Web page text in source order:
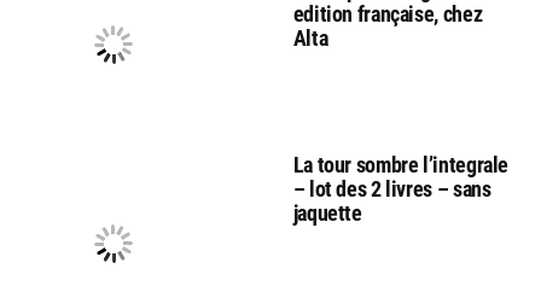
edition française, chez
Alta
La tour sombre l’integrale
– lot des 2 livres – sans
jaquette